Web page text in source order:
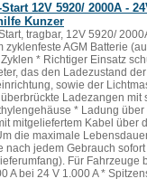
12V 5920/ 2000A -
Kunzer
tragbar, 12V 5920/
zyklenfeste AGM Batterie
* Richtiger Einsatz
das den Ladezustand
sowie der
Ladezangen mit
* Ladung
mitgeliefertem Kabel über
die maximale
nach jedem Gebrauch
Für Fahrzeuge
A bei 24 V 1.000 A *